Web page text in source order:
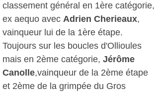
classement général en 1ère catégorie,
ex aequo avec Adrien Cherieaux,
vainqueur lui de la 1ère étape.
Toujours sur les boucles d'Ollioules
mais en 2ème catégorie, Jérôme
Canolle,vainqueur de la 2ème étape
et 2ème de la grimpée du Gros